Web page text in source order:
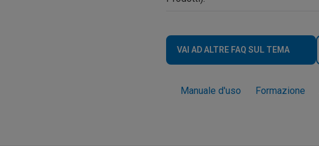
VAI AD ALTRE FAQ SUL TEMA
Manuale d'uso Formazione